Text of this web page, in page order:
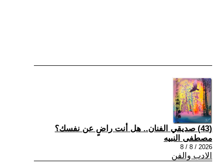
(43) صديقي الفنان.. هل أنت راضٍ عن نفسك؟
مصطفى النبيه
2026 / 8 / 8
الادب والفن